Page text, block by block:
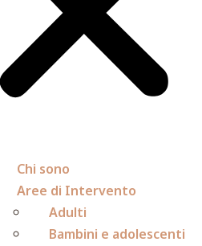
Chi sono
Aree di Intervento
Adulti
Bambini e adolescenti